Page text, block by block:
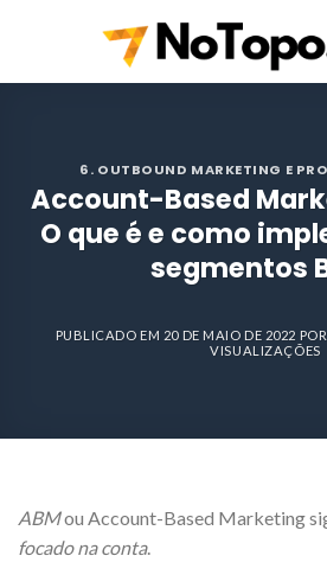
6. OUTBOUND MARKETING E
Account-Based
O que é e como
segmentos
PUBLICADO EM 20 DE MAIO DE 2022 POR
VISUALIZAÇÕES
ABMou Account-Based Marketing
focado na conta.